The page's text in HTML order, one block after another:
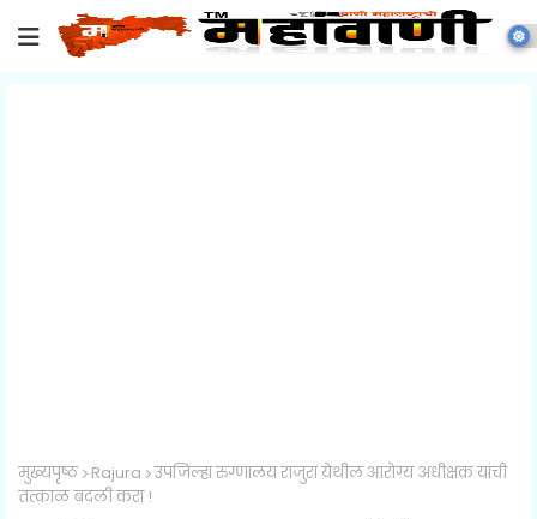
मुख्यपृष्ठ Rajura
उपजिल्हा रुग्णालय राजुरा येथील आरोग्य अधीक्षक यांची
तत्काळ बदली करा !